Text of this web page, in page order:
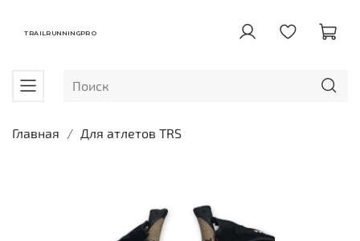
TRAILRUNNINGPRO
Главная Для атлетов TRS